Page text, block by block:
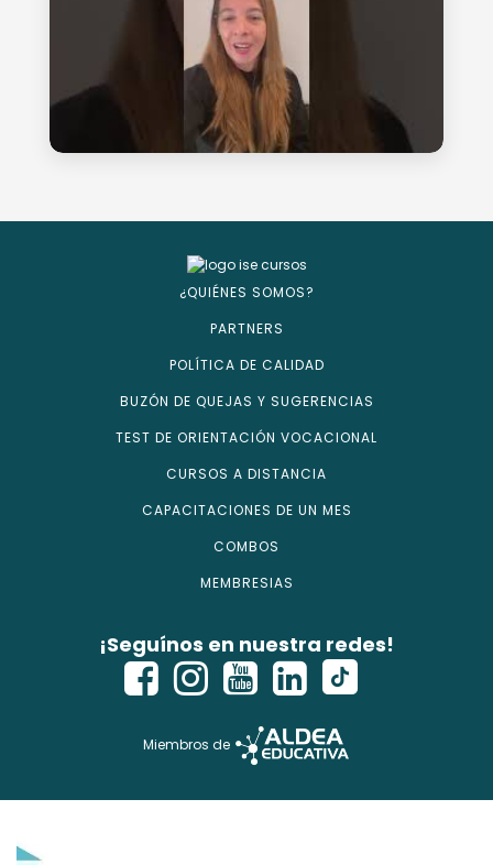
¿QUIÉNES SOMOS?
PARTNERS
POLÍTICA DE CALIDAD
BUZÓN DE QUEJAS Y SUGERENCIAS
TEST DE ORIENTACIÓN VOCACIONAL
CURSOS A DISTANCIA
CAPACITACIONES DE UN MES
COMBOS
MEMBRESIAS
¡Seguínos en nuestra redes!
Miembros de